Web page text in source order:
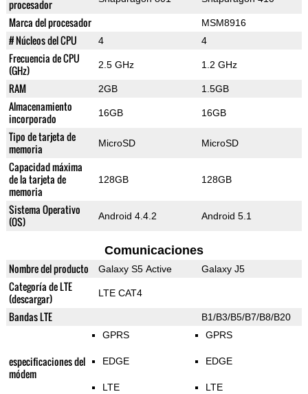
procesador
Marca del procesador MSM8916
# Núcleos del CPU 4 4
Frecuencia de CPU
(GHz)
2.5 GHz 1.2 GHz
RAM 2GB 1.5GB
Almacenamiento
incorporado
16GB 16GB
Tipo de tarjeta de
memoria
MicroSD MicroSD
Capacidad máxima
de la tarjeta de
memoria
128GB 128GB
Sistema Operativo
(OS)
Android 4.4.2 Android 5.1
Comunicaciones
Nombre del producto Galaxy S5 Active Galaxy J5
Categoría de LTE
(descargar)
LTE CAT4
Bandas LTE B1/B3/B5/B7/B8/B20
especificaciones del
módem
GPRS
EDGE
LTE
GPRS
EDGE
LTE